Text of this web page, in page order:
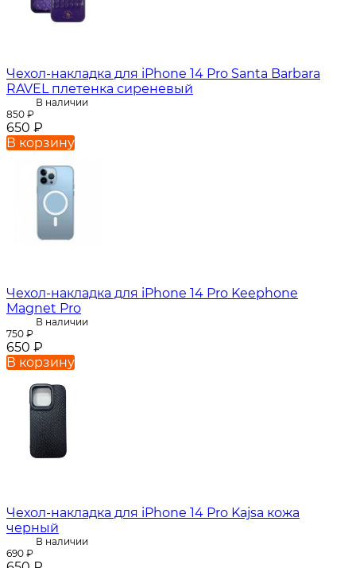
Чехол-накладка для iPhone 14 Pro Santa Barbara
RAVEL плетенка сиреневый
В наличии
850 ₽
650 ₽
В корзину
Чехол-накладка для iPhone 14 Pro Keephone
Magnet Pro
В наличии
750 ₽
650 ₽
В корзину
Чехол-накладка для iPhone 14 Pro Kajsa кожа
черный
В наличии
690 ₽